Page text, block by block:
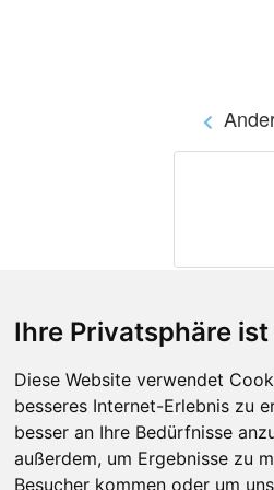
Ihre Privatsphäre
Diese Website verwendet
besseres Internet-Erlebnis zu
besser an Ihre Bedürfnisse
außerdem, um Ergebnisse zu
Besucher kommen oder um
Kontakt
Feedback
Fehler melden